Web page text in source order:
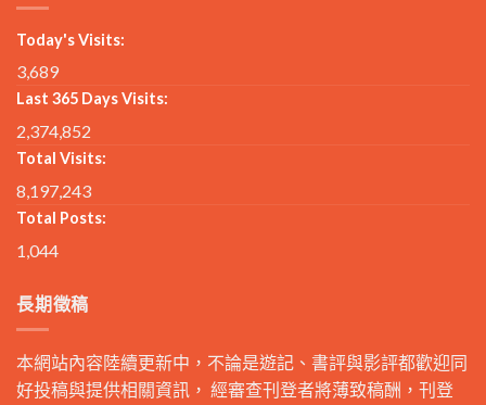
Today's Visits:
3,689
Last 365 Days Visits:
2,374,852
Total Visits:
8,197,243
Total Posts:
1,044
長期徵稿
本網站內容陸續更新中，不論是遊記、書評與影評都歡迎同
好投稿與提供相關資訊， 經審查刊登者將薄致稿酬，刊登